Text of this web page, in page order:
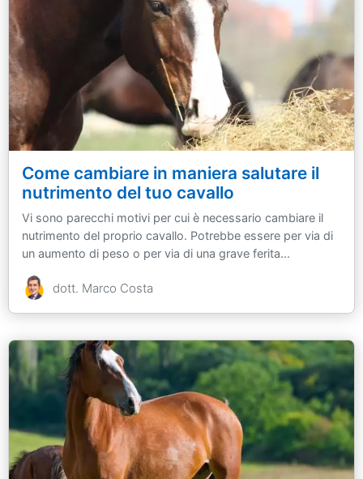
Come cambiare in maniera salutare il
nutrimento del tuo cavallo
Vi sono parecchi motivi per cui è necessario cambiare il
nutrimento del proprio cavallo. Potrebbe essere per via di
un aumento di peso o per via di una grave ferita...
dott. Marco Costa